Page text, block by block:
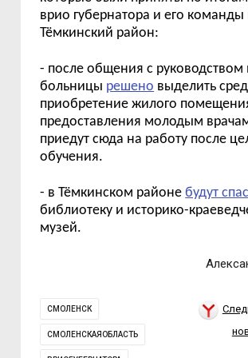
врио губернатора и его команды
Тёмкинский район:
- после общения с руководством
больницы решено выделить
приобретение жилого
предоставления молодым
приедут сюда на работу после
обучения.
- вТёмкинском районебудут
библиотеку и историко-
музей.
СМОЛЕНСК
СМОЛЕНСКАЯОБЛАСТЬ